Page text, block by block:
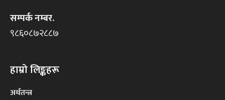
सम्पर्क नम्बर.
९८६०८७२८८७
हाम्रो लिङ्कहरू
अर्थतन्त्र